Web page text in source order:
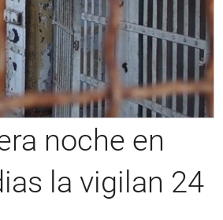
noche en
la vigilan 24